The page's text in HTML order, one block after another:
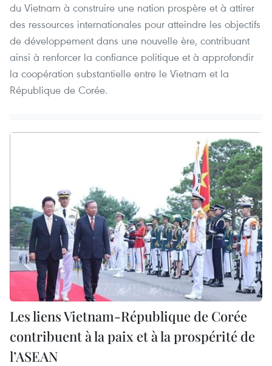
du Vietnam à construire une nation prospère et à attirer
des ressources internationales pour atteindre les objectifs
de développement dans une nouvelle ère, contribuant
ainsi à renforcer la confiance politique et à approfondir
la coopération substantielle entre le Vietnam et la
République de Corée.
Les liens Vietnam-République de Corée
contribuent à la paix et à la prospérité de
l’ASEAN